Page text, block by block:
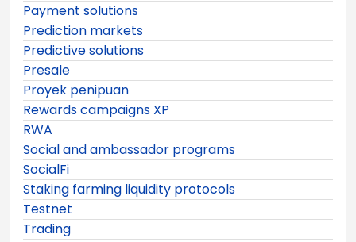
Payment solutions
Prediction markets
Predictive solutions
Presale
Proyek penipuan
Rewards campaigns XP
RWA
Social and ambassador programs
SocialFi
Staking farming liquidity protocols
Testnet
Trading